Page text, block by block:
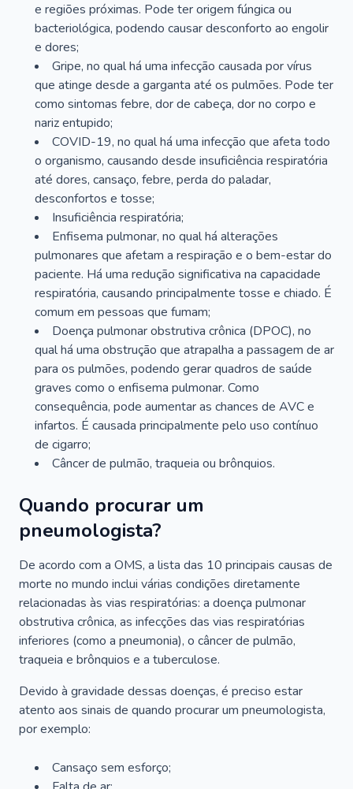
e regiões próximas. Pode ter origem fúngica ou
bacteriológica, podendo causar desconforto ao engolir
e dores;
Gripe, no qual há uma infecção causada por vírus
que atinge desde a garganta até os pulmões. Pode ter
como sintomas febre, dor de cabeça, dor no corpo e
nariz entupido;
COVID-19, no qual há uma infecção que afeta todo
o organismo, causando desde insuficiência respiratória
até dores, cansaço, febre, perda do paladar,
desconfortos e tosse;
Insuficiência respiratória;
Enfisema pulmonar, no qual há alterações
pulmonares que afetam a respiração e o bem-estar do
paciente. Há uma redução significativa na capacidade
respiratória, causando principalmente tosse e chiado. É
comum em pessoas que fumam;
Doença pulmonar obstrutiva crônica (DPOC), no
qual há uma obstrução que atrapalha a passagem de ar
para os pulmões, podendo gerar quadros de saúde
graves como o enfisema pulmonar. Como
consequência, pode aumentar as chances de AVC e
infartos. É causada principalmente pelo uso contínuo
de cigarro;
Câncer de pulmão, traqueia ou brônquios.
Quando procurar um
pneumologista?
De acordo com a OMS, a lista das 10 principais causas de
morte no mundo inclui várias condições diretamente
relacionadas às vias respiratórias: a doença pulmonar
obstrutiva crônica, as infecções das vias respiratórias
inferiores (como a pneumonia), o câncer de pulmão,
traqueia e brônquios e a tuberculose.
Devido à gravidade dessas doenças, é preciso estar
atento aos sinais de quando procurar um pneumologista,
por exemplo:
Cansaço sem esforço;